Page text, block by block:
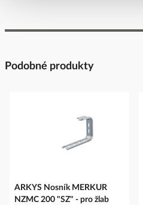
Podobné produkty
ARKYS Nosník MERKUR
NZMC 200 "SZ" - pro žlab